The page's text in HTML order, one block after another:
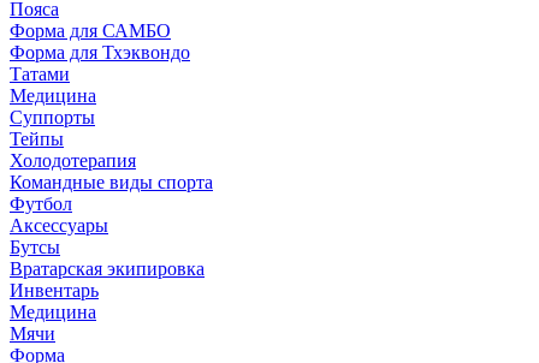
Пояса
Форма для САМБО
Форма для Тхэквондо
Татами
Медицина
Суппорты
Тейпы
Холодотерапия
Командные виды спорта
Футбол
Аксессуары
Бутсы
Вратарская экипировка
Инвентарь
Медицина
Мячи
Форма